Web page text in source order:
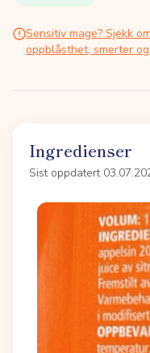
Sensitiv mage? Sjekk
oppblåsthet, smerter
Ingredienser
Sist oppdatert